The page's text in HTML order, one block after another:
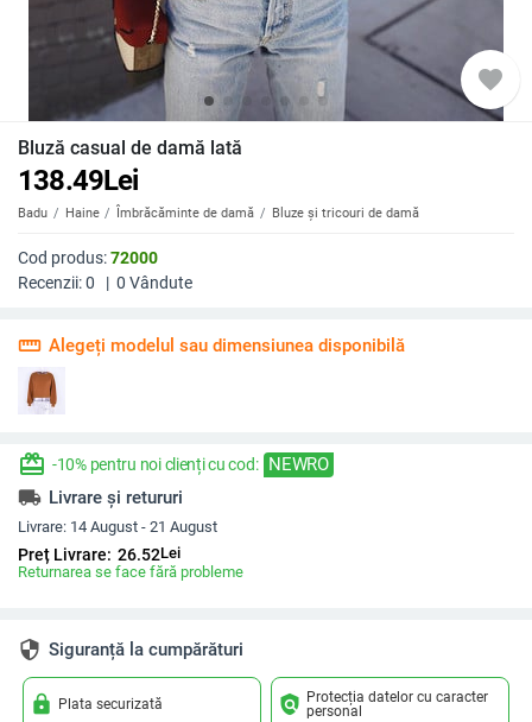
favorite
Bluză casual de damă lată
138.49Lei
Badu Haine Îmbrăcăminte de damă Bluze și tricouri de damă
Cod produs:72000
Recenzii:0 | 0 Vândute
straighten Alegeți modelul sau dimensiunea disponibilă
redeem -10% pentru noi clienți cu cod: NEWRO
local_shipping Livrare și retururi
Livrare: 14 August - 21 August
Preț Livrare: 26.52Lei
Returnarea se face fără probleme
security Siguranță la cumpărături
lock Plata securizată policy Protecția datelor cu caracter
personal